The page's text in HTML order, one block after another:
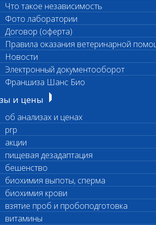
0 260
с сайта
Что такое независимость
Фото лаборатории
Договор (оферта)
Правила оказания ветеринарной
Новости
Электронный документооборот
Франшиза Шанс Био
и цены
об анализах и ценах
prp
акции
пищевая дезадаптация
бешенство
биохимия выпоты, сперма
биохимия крови
взятие проб и пробоподготовка
витамины
биохимических
выполнение срочных
исследований